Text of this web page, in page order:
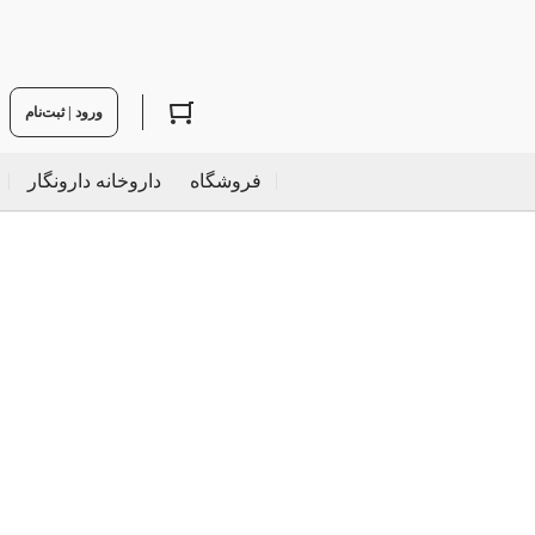
ورود | ثبت‌نام
داروخانه دارونگار فروشگاه